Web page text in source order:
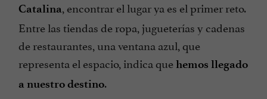
Catalina, encontrar el lugar ya es el primer reto.
Entre las tiendas de ropa, jugueterías y cadenas
de restaurantes, una ventana azul, que
representa el espacio, indica quehemos llegado
a nuestro destino.